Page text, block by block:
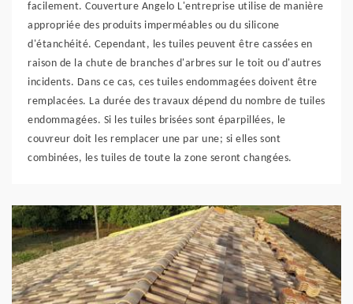
facilement. Couverture Angelo L'entreprise utilise de manière
appropriée des produits imperméables ou du silicone
d'étanchéité. Cependant, les tuiles peuvent être cassées en
raison de la chute de branches d'arbres sur le toit ou d'autres
incidents. Dans ce cas, ces tuiles endommagées doivent être
remplacées. La durée des travaux dépend du nombre de tuiles
endommagées. Si les tuiles brisées sont éparpillées, le
couvreur doit les remplacer une par une; si elles sont
combinées, les tuiles de toute la zone seront changées.